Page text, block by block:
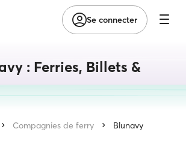
Se connecter
: Ferries, Billets &
Compagnies de ferry Blunavy